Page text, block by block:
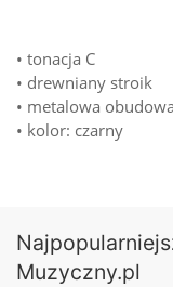
• tonacja C
• drewniany stroik
• metalowa obudowa
• kolor: czarny
Muzyczny.pl